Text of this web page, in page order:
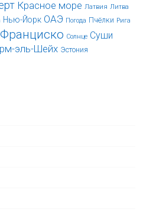
Красное море Латвия Литва
Нью-Йорк ОАЭ Погода Пчёлки Рига
Солнце Суши
эль-Шейх Эстония